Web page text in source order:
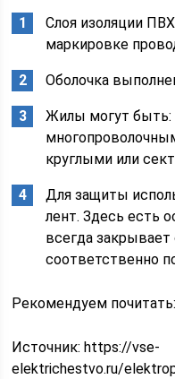
Слоя изоляции
маркировке
Оболочка
Жилы могут быть:
круглыми или
Для защиты
лент. Здесь есть
всегда
соответственно
Рекомендуем
Источник:https://vse-
elektrichestvo.ru/